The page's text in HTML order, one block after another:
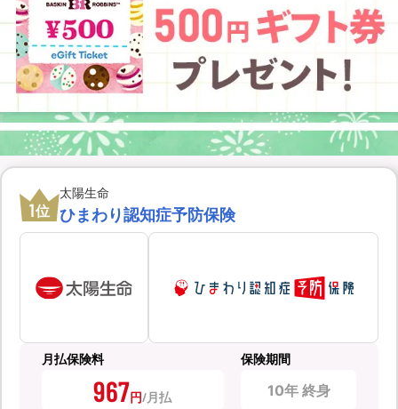
1位
太陽生命
ひまわり認知症予防保険
月払保険料
967円
保険期間
10年 終身